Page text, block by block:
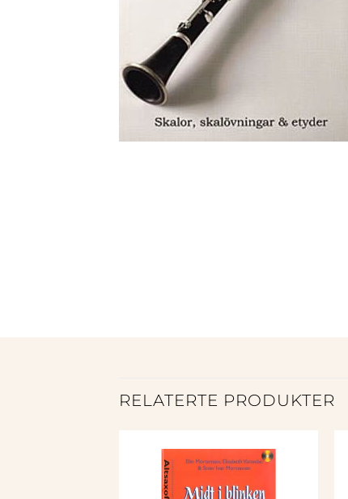
RELATERTE PRODUKTER